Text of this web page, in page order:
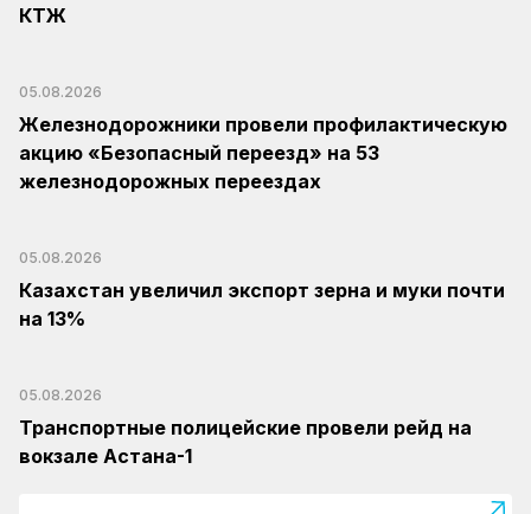
КТЖ
05.08.2026
Железнодорожники провели профилактическую
акцию «Безопасный переезд» на 53
железнодорожных переездах
05.08.2026
Казахстан увеличил экспорт зерна и муки почти
на 13%
05.08.2026
Транспортные полицейские провели рейд на
вокзале Астана-1